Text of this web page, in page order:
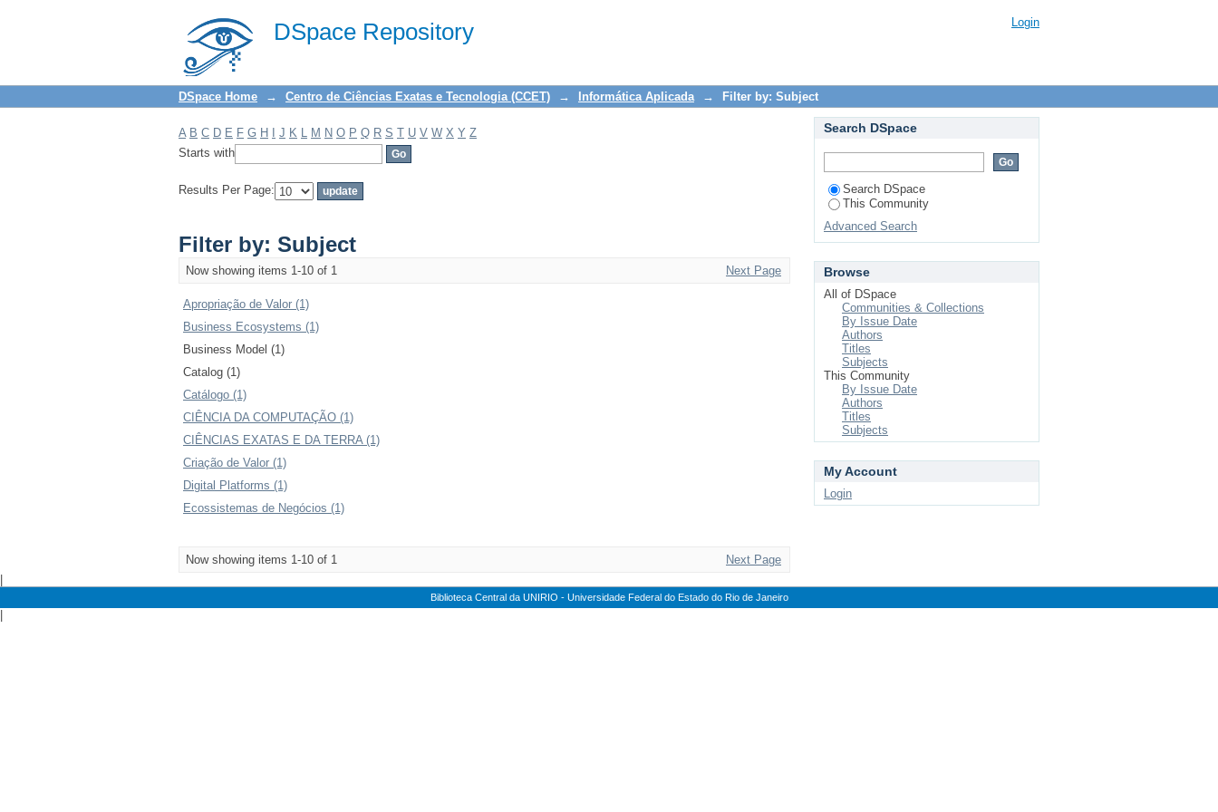
DSpace Repository
Filter by: Subject Login
DSpace Home → Centro de Ciências Exatas e Tecnologia (CCET) → Informática Aplicada → Filter by: Subject
A B C D E F G H J K L M N O P Q R S T U V W X Y Z
Starts with
Results Per Page:
Filter by: Subject
Now showing items 1-10 of 1 Next Page
Apropriação de Valor (1)
Business Ecosystems (1)
Business Model (1)
Catalog (1)
Catálogo (1)
CIÊNCIA DA COMPUTAÇÃO (1)
CIÊNCIAS EXATAS E DA TERRA (1)
Criação de Valor (1)
Digital Platforms (1)
Ecossistemas de Negócios (1)
Now showing items 1-10 of 1 Next Page
Search DSpace
Search DSpace
This Community
Advanced Search
Browse
All of DSpace
Communities & Collections
By Issue Date
Authors
Titles
Subjects
This Community
By Issue Date
Authors
Titles
Subjects
My Account
Login
Biblioteca Central da UNIRIO - Universidade Federal do Estado do Rio de Janeiro